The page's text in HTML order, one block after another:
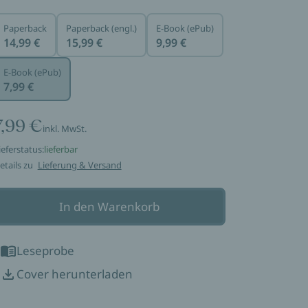
Paperback
14,99 €
Paperback (engl.)
15,99 €
E-Book (ePub)
9,99 €
E-Book (ePub)
7,99 €
€inkl. MwSt.
lieferbar
zu Lieferung & Versand
In den Warenkorb
Leseprobe
Cover herunterladen